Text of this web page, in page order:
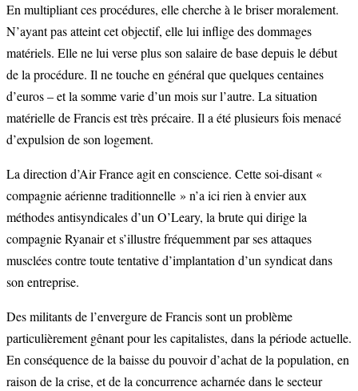
En multipliant ces procédures, elle cherche à le briser moralement.
N’ayant pas atteint cet objectif, elle lui inflige des dommages
matériels. Elle ne lui verse plus son salaire de base depuis le début
de la procédure. Il ne touche en général que quelques centaines
d’euros – et la somme varie d’un mois sur l’autre. La situation
matérielle de Francis est très précaire. Il a été plusieurs fois menacé
d’expulsion de son logement.
La direction d’Air France agit en conscience. Cette soi-disant «
compagnie aérienne traditionnelle » n’a ici rien à envier aux
méthodes antisyndicales d’un O’Leary, la brute qui dirige la
compagnie Ryanair et s’illustre fréquemment par ses attaques
musclées contre toute tentative d’implantation d’un syndicat dans
son entreprise.
Des militants de l’envergure de Francis sont un problème
particulièrement gênant pour les capitalistes, dans la période actuelle.
En conséquence de la baisse du pouvoir d’achat de la population, en
raison de la crise, et de la concurrence acharnée dans le secteur